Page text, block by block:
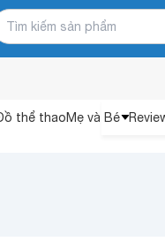
thể thaoMẹ và Bé